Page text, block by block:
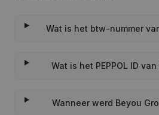
Wat is het btw-nummer
Wat is het PEPPOL ID
Wanneer werd Beyou